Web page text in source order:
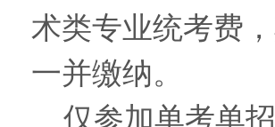
术类专业统考费
一并缴纳。
仅参加单考单